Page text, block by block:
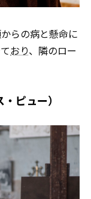
らの病と懸命に
おり、隣のロー
ピュー）